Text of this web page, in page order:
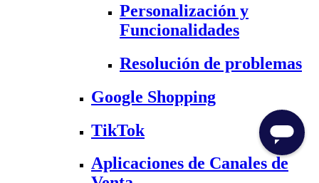
Personalización y
Funcionalidades
Resolución de problemas
Google Shopping
TikTok
Aplicaciones de Canales de